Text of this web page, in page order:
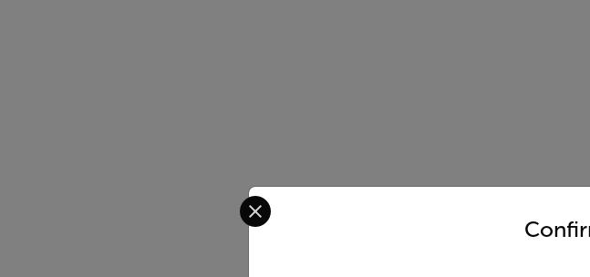
Select your preferred country and language from